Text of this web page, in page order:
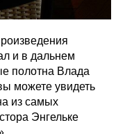
и в дальнем
полотна Влада
можете увидеть
из самых
Энгельке